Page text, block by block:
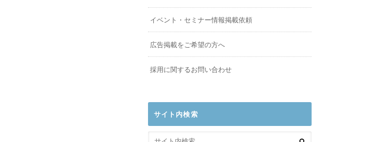
イベント・セミナー情報掲載依頼
広告掲載をご希望の方へ
採用に関するお問い合わせ
サイト内検索